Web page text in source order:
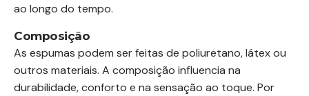
ao longo do tempo.
Composição
As espumas podem ser feitas de poliuretano, látex ou
outros materiais. A composição influencia na
durabilidade, conforto e na sensação ao toque. Por